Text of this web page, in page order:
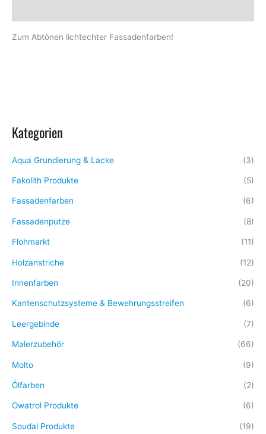
Kategorien
Aqua Grundierung & Lacke (3)
Fakolith Produkte (5)
Fassadenfarben (6)
Fassadenputze (8)
Flohmarkt (11)
Holzanstriche (12)
Innenfarben (20)
Kantenschutzsysteme & Bewehrungsstreifen (6)
Leergebinde (7)
Malerzubehör (66)
Molto (9)
Ölfarben (2)
Owatrol Produkte (6)
Soudal Produkte (19)
Zum Abtönen lichtechter Fassadenfarben!